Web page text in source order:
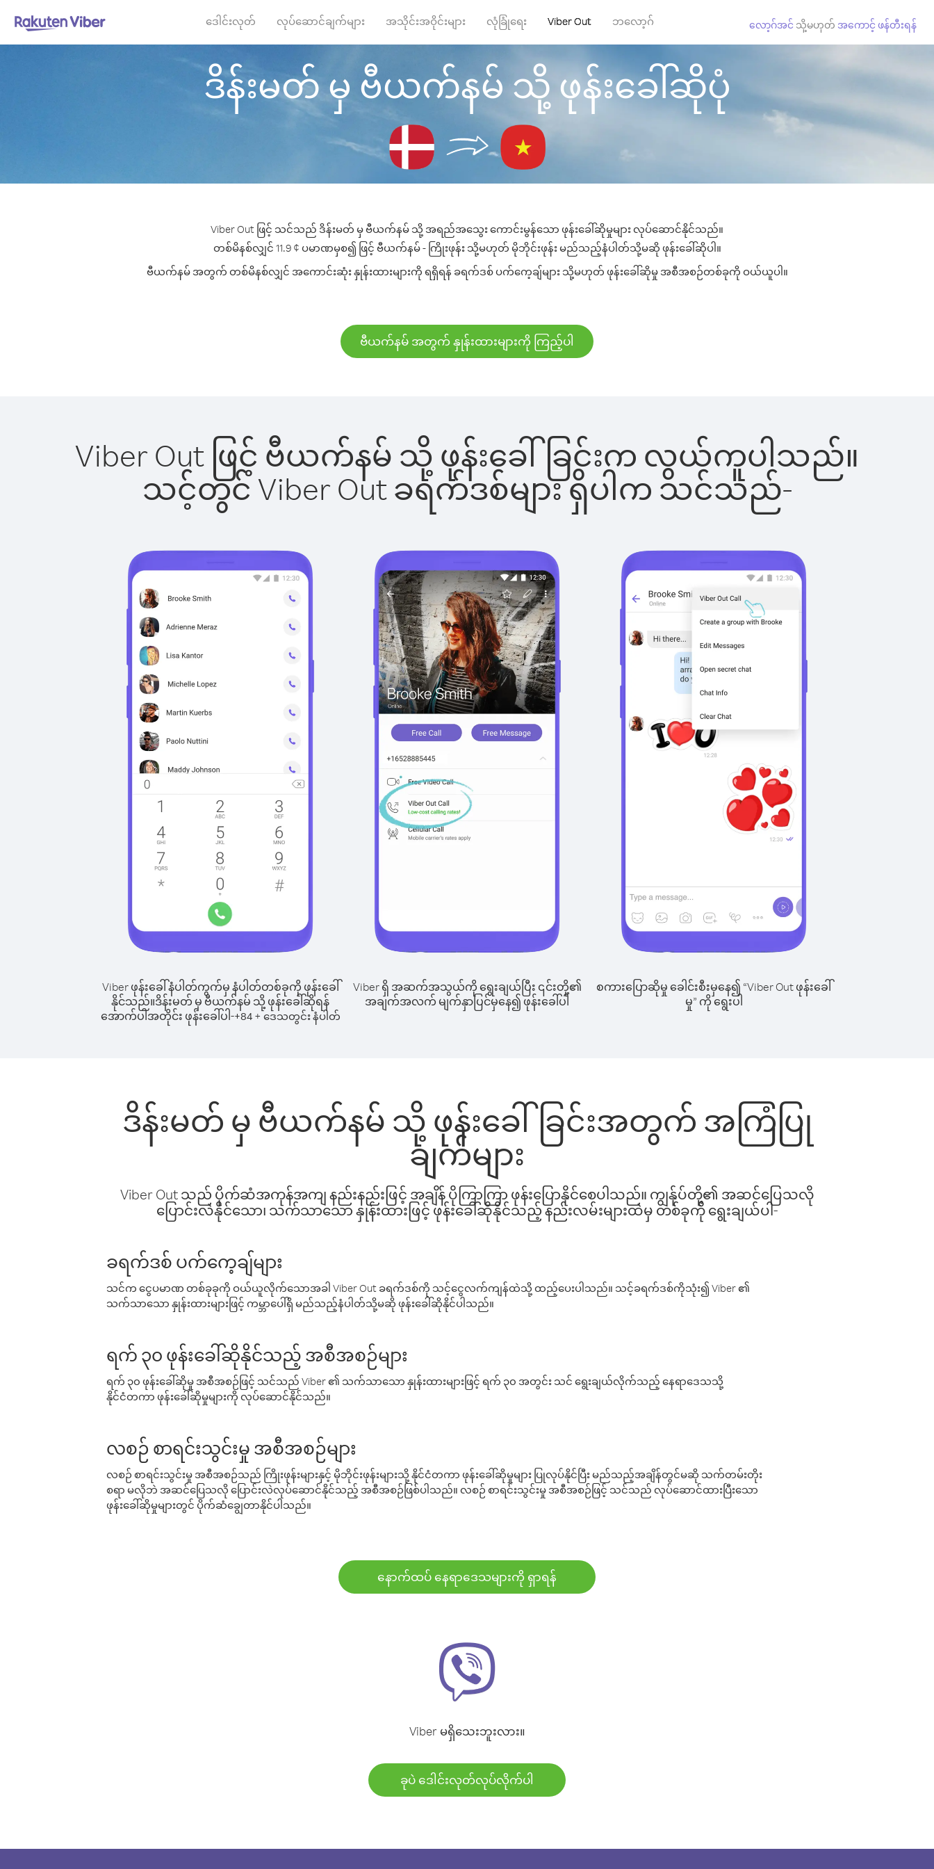
ဒေါင်းလုတ် လုပ်ဆောင်ချက်များ အသိုင်းအဝိုင်းများ လုံခြုံရေး Viber Out ဘလော့ဂ် လော့ဂ်အင် သို့မဟုတ် အကောင့် ဖန်တီးရန်
ဒိန်းမတ် မှ ဗီယက်နမ် သို့ ဖုန်းခေါ်ဆိုပုံ
Viber Out ဖြင့် သင်သည် ဒိန်းမတ် မှ ဗီယက်နမ် သို့ အရည်အသွေး ကောင်းမွန်သော ဖုန်းခေါ်ဆိုမှုများ လုပ်ဆောင်နိုင်သည်။
တစ်မိနစ်လျှင် 11.9 ¢ ပမာဏမှစ၍ ဖြင့် ဗီယက်နမ် - ကြိုးဖုန်း သို့မဟုတ် မိုဘိုင်းဖုန်း မည်သည့်နံပါတ်သို့မဆို ဖုန်းခေါ်ဆိုပါ။
ဗီယက်နမ် အတွက် တစ်မိနစ်လျှင် အကောင်းဆုံး နှုန်းထားများကို ရရှိရန် ခရက်ဒစ် ပက်ကေ့ချ်များ သို့မဟုတ် ဖုန်းခေါ်ဆိုမှု အစီအစဉ်တစ်ခုကို ဝယ်ယူပါ။
ဗီယက်နမ် အတွက် နှုန်းထားများကို ကြည့်ပါ
Viber Out ဖြင့် ဗီယက်နမ် သို့ ဖုန်းခေါ်ခြင်းက လွယ်ကူပါသည်။
သင့်တွင် Viber Out ခရက်ဒစ်များ ရှိပါက သင်သည်-
Viber ဖုန်းခေါ်နံပါတ်ကွက်မှ နံပါတ်တစ်ခုကို ဖုန်းခေါ်
နိုင်သည်။ဒိန်းမတ် မှ ဗီယက်နမ် သို့ ဖုန်းခေါ်ဆိုရန်
အောက်ပါအတိုင်း ဖုန်းခေါ်ပါ-+84+ဒေသတွင်း နံပါတ်
Viber ရှိ အဆက်အသွယ်ကို ရွေးချယ်ပြီး ၎င်းတို့၏
အချက်အလက် မျက်နှာပြင်မှနေ၍ ဖုန်းခေါ်ပါ
စကားပြောဆိုမှု ခေါင်းစီးမှနေ၍ “Viber Out ဖုန်းခေါ်
မှု” ကို ရွေးပါ
ဒိန်းမတ် မှ ဗီယက်နမ် သို့ ဖုန်းခေါ်ခြင်းအတွက် အကြံပြု
ချက်များ
Viber Out သည် ပိုက်ဆံအကုန်အကျ နည်းနည်းဖြင့် အချိန် ပိုကြာကြာ ဖုန်းပြောနိုင်စေပါသည်။ ကျွန်ုပ်တို့၏ အဆင်ပြေသလို
ပြောင်းလဲနိုင်သော၊ သက်သာသော နှုန်းထားဖြင့် ဖုန်းခေါ်ဆိုနိုင်သည့် နည်းလမ်းများထဲမှ တစ်ခုကို ရွေးချယ်ပါ-
ခရက်ဒစ် ပက်ကေ့ချ်များ
သင်က ငွေပမာဏ တစ်ခုခုကို ဝယ်ယူလိုက်သောအခါ Viber Out ခရက်ဒစ်ကို သင့်ငွေလက်ကျန်ထဲသို့ ထည့်ပေးပါသည်။ သင့်ခရက်ဒစ်ကိုသုံး၍ Viber ၏
သက်သာသော နှုန်းထားများဖြင့် ကမ္ဘာပေါ်ရှိ မည်သည့်နံပါတ်သို့မဆို ဖုန်းခေါ်ဆိုနိုင်ပါသည်။
ရက် ၃၀ ဖုန်းခေါ်ဆိုနိုင်သည့် အစီအစဉ်များ
ရက် ၃၀ ဖုန်းခေါ်ဆိုမှု အစီအစဉ်ဖြင့် သင်သည် Viber ၏ သက်သာသော နှုန်းထားများဖြင့် ရက် ၃၀ အတွင်း သင် ရွေးချယ်လိုက်သည့် နေရာဒေသသို့
နိုင်ငံတကာ ဖုန်းခေါ်ဆိုမှုများကို လုပ်ဆောင်နိုင်သည်။
လစဉ် စာရင်းသွင်းမှု အစီအစဉ်များ
လစဉ် စာရင်းသွင်းမှု အစီအစဉ်သည် ကြိုးဖုန်းများနှင့် မိုဘိုင်းဖုန်းများသို့ နိုင်ငံတကာ ဖုန်းခေါ်ဆိုမှုများ ပြုလုပ်နိုင်ပြီး မည်သည့်အချိန်တွင်မဆို သက်တမ်းတိုး
စရာ မလိုဘဲ အဆင်ပြေသလို ပြောင်းလဲလုပ်ဆောင်နိုင်သည့် အစီအစဉ်ဖြစ်ပါသည်။ လစဉ် စာရင်းသွင်းမှု အစီအစဉ်ဖြင့် သင်သည် လုပ်ဆောင်ထားပြီးသော
ဖုန်းခေါ်ဆိုမှုများတွင် ပိုက်ဆံချွေတာနိုင်ပါသည်။
နောက်ထပ် နေရာဒေသများကို ရှာရန်
Viber မရှိသေးဘူးလား။
ခုပဲ ဒေါင်းလုတ်လုပ်လိုက်ပါ